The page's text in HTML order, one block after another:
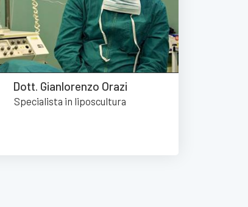
Dott. Gianlorenzo Orazi
Specialista in liposcultura